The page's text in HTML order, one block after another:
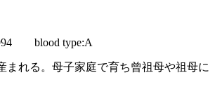
blood type:A
まれる。母子家庭で育ち曾祖母や祖母に